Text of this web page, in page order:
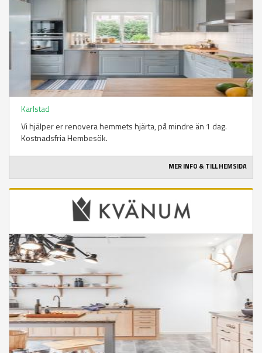
Karlstad
Vi hjälper er renovera hemmets hjärta, på mindre än 1 dag.
Kostnadsfria Hembesök.
MER INFO & TILL HEMSIDA